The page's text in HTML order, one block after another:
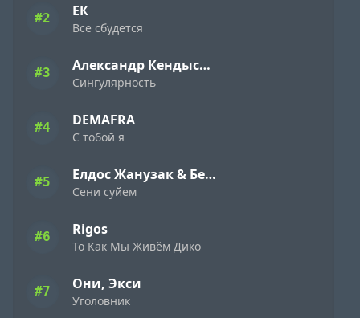
#2 ЕК
Все сбудется
#3 Александр Кендысь & W.J.Rec
Сингулярность
#4 DEMAFRA
С тобой я
#5 Елдос Жанузак & Бейбарыс Садык
Сени суйем
#6 Rigos
То Как Мы Живём Дико
#7 Они, Экси
Уголовник